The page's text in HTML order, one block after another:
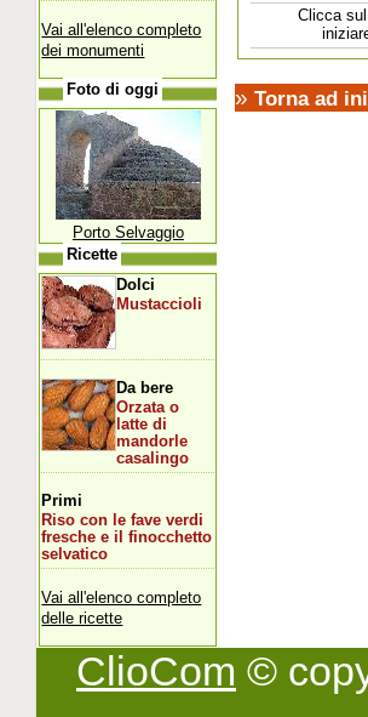
Clicca
» Torna ad
Vai all'elenco completo
dei monumenti
Foto di oggi
Porto Selvaggio
Ricette
Dolci
Mustaccioli
Da bere
Orzata o
latte di
mandorle
casalingo
Primi
Riso con le fave verdi
fresche e il finocchetto
selvatico
Vai all'elenco completo
delle ricette
ClioCom ©